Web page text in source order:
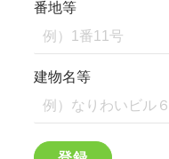
番地等
建物名等